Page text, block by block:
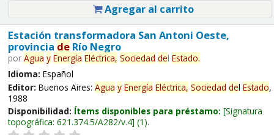
Agregar al carrito
Estación transformadora San Antoni Oeste,
provincia deRío Negro
por Agua y Energía Eléctrica, Sociedad del Estado.
Idioma: Español
Editor: Buenos Aires: Agua y Energía Eléctrica, Sociedad del Estado,
1988
Disponibilidad: Ítems disponibles para préstamo: Signatura
topográfica: 621.374.5/A282/v.4 (1).